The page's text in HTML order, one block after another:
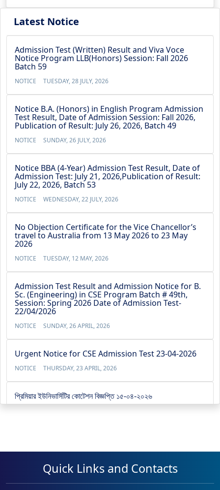
Latest Notice
Admission Test (Written) Result and Viva Voce
Notice Program LLB(Honors) Session: Fall 2026
Batch 59
NOTICE TUESDAY, 28 JULY, 2026
Notice B.A. (Honors) in English Program Admission
Test Result, Date of Admission Session: Fall 2026,
Publication of Result: July 26, 2026, Batch 49
NOTICE SUNDAY, 26 JULY, 2026
Notice BBA (4-Year) Admission Test Result, Date of
Admission Test: July 21, 2026,Publication of Result:
July 22, 2026, Batch 53
NOTICE WEDNESDAY, 22 JULY, 2026
No Objection Certificate for the Vice Chancellor’s
travel to Australia from 13 May 2026 to 23 May
2026
NOTICE TUESDAY, 12 MAY, 2026
Admission Test Result and Admission Notice for B.
Sc. (Engineering) in CSE Program Batch # 49th,
Session: Spring 2026 Date of Admission Test-
22/04/2026
NOTICE SUNDAY, 26 APRIL, 2026
Urgent Notice for CSE Admission Test 23-04-2026
NOTICE THURSDAY, 23 APRIL, 2026
প্রিমিয়ার ইউনিভার্সিটির কোটেশন বিজ্ঞপ্তি ১৫-০৪-২০২৬
Quick Links and Contacts